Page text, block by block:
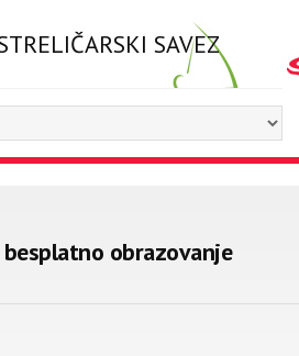
SAVEZ
obrazovanje